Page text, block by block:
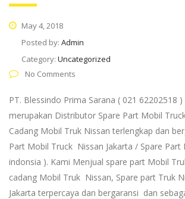
May 4, 2018
Posted by: Admin
Category: Uncategorized
No Comments
PT. Blessindo Prima Sarana ( 021 62202518 )
merupakan Distributor Spare Part Mobil
Cadang Mobil Truk Nissan terlengkap dan
Part Mobil Truck Nissan Jakarta / Spare
indonsia ). Kami Menjual spare part Mobil
cadang Mobil Truk Nissan, Spare part Truk
Jakarta terpercaya dan bergaransi dan